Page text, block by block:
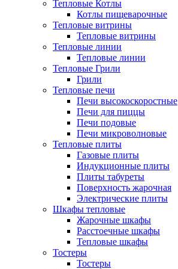
Тепловые Котлы
Котлы пищеварочные
Тепловые витрины
Тепловые витрины
Тепловые линии
Тепловые линии
Тепловые Грили
Грили
Тепловые печи
Печи высокоскоростные
Печи для пиццы
Печи подовые
Печи микроволновые
Тепловые плиты
Газовые плиты
Индукционные плиты
Плиты табуреты
Поверхность жарочная
Электрические плиты
Шкафы тепловые
Жарочные шкафы
Расстоечные шкафы
Тепловые шкафы
Тостеры
Тостеры